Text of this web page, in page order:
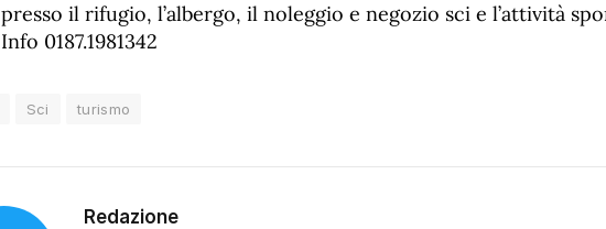
presso il rifugio, l’albergo, il noleggio e negozio sci e l’attività
Info 0187.1981342
Sci turismo
Redazione